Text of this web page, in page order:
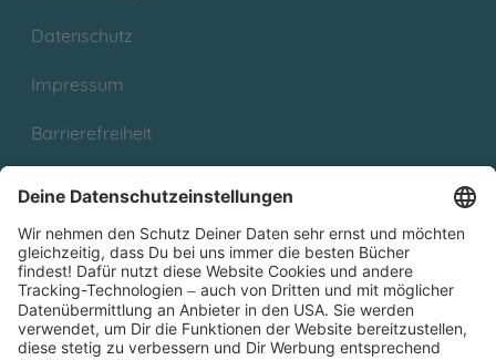
Datenschutz
Impressum
Barrierefreiheit
Partnerprogramm (Affiliate)
Folge uns auf